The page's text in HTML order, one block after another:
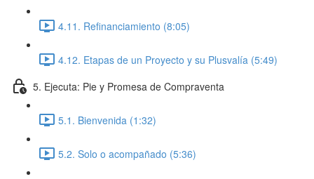
4.11. Refinanciamiento (8:05)
4.12. Etapas de un Proyecto y su Plusvalía (5:49)
5. Ejecuta: Pie y Promesa de Compraventa
5.1. Bienvenida (1:32)
5.2. Solo o acompañado (5:36)